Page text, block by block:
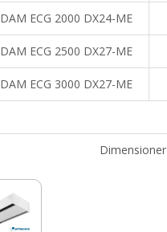
DAM ECG 2000 DX24-ME
DAM ECG 2500 DX27-ME
DAM ECG 3000 DX27-ME
Dimensioner